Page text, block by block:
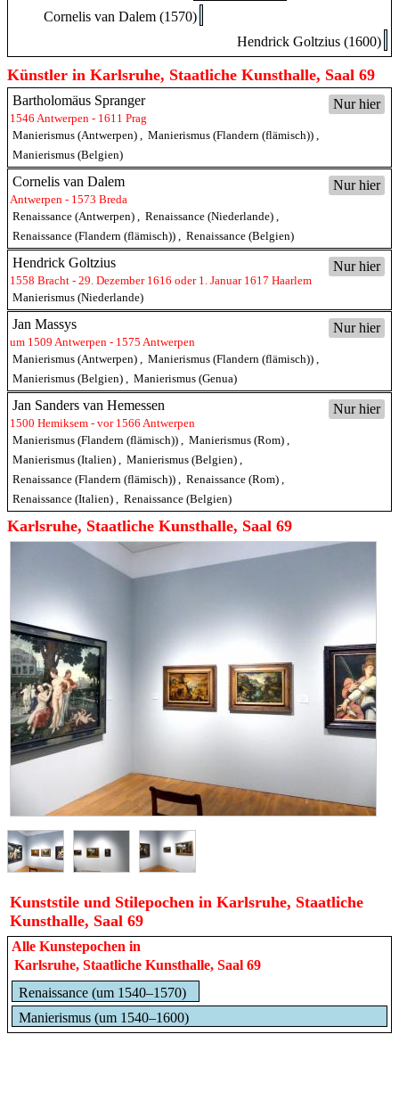
Cornelis van Dalem (1570)
Hendrick Goltzius (1600)
Künstler in Karlsruhe, Staatliche Kunsthalle, Saal 69
Nur hier
Bartholomäus Spranger
1546 Antwerpen - 1611 Prag
Manierismus (Antwerpen)
Manierismus (Flandern (flämisch))
Manierismus (Belgien)
Nur hier
Cornelis van Dalem
Antwerpen - 1573 Breda
Renaissance (Antwerpen)
Renaissance (Niederlande)
Renaissance (Flandern (flämisch))
Renaissance (Belgien)
Nur hier
Hendrick Goltzius
1558 Bracht - 29. Dezember 1616 oder 1. Januar 1617 Haarlem
Manierismus (Niederlande)
Nur hier
Jan Massys
um 1509 Antwerpen - 1575 Antwerpen
Manierismus (Antwerpen)
Manierismus (Flandern (flämisch))
Manierismus (Belgien)
Manierismus (Genua)
Nur hier
Jan Sanders van Hemessen
1500 Hemiksem - vor 1566 Antwerpen
Manierismus (Flandern (flämisch))
Manierismus (Rom)
Manierismus (Italien)
Manierismus (Belgien)
Renaissance (Flandern (flämisch))
Renaissance (Rom)
Renaissance (Italien)
Renaissance (Belgien)
Karlsruhe, Staatliche Kunsthalle, Saal 69
Kunststile und Stilepochen in Karlsruhe, Staatliche
Kunsthalle, Saal 69
Alle Kunstepochen in
Karlsruhe, Staatliche Kunsthalle, Saal 69
Renaissance (um 1540–1570)
Manierismus (um 1540–1600)